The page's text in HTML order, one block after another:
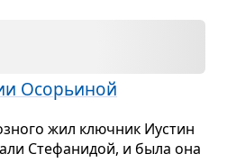
Осорьи­ной
жил ключ­ник Иустин
Сте­фа­ни­дой, и была она